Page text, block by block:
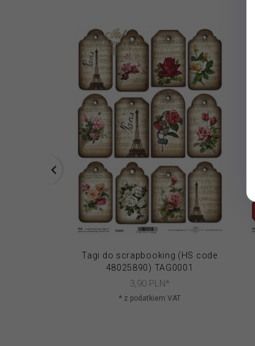
Tagi do scrapbooking (HS code
48025890) TAG0001
3,90 PLN*
* z podatkiem VAT